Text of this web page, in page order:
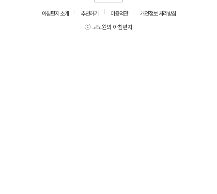
아침편지 소개 추천하기 이용약관
개인정보 처리방침
ⓒ 고도원의 아침편지